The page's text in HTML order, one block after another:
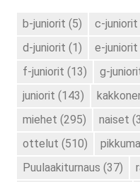
b-juniorit (5) c-juniorit
d-juniorit (1) e-juniorit
f-juniorit (13) g-
juniorit (143)
miehet (295) naiset
ottelut (510)
Puulaakiturnaus (37)